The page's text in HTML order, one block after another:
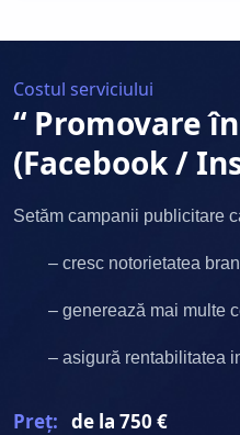
Costul serviciului
“ Promovare
(Facebook /
Setăm campanii publicitare
– cresc notorietatea
– generează mai multe
– asigură rentabilitatea
Preț: de la 750 €